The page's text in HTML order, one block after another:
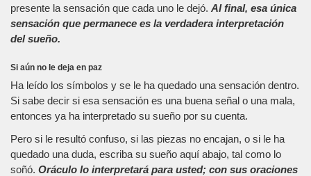
presente la sensación que cada uno le dejó. Al final, esa única
sensación que permanece es la verdadera interpretación
del sueño.
Si aún no le deja en paz
Ha leído los símbolos y se le ha quedado una sensación dentro.
Si sabe decir si esa sensación es una buena señal o una mala,
entonces ya ha interpretado su sueño por su cuenta.
Pero si le resultó confuso, si las piezas no encajan, o si le ha
quedado una duda, escriba su sueño aquí abajo, tal como lo
soñó. Oráculo lo interpretará para usted; con sus oraciones